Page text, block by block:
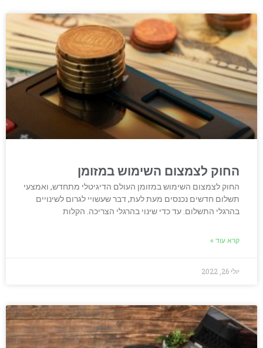
החוק לצמצום השימוש במזומן
החוק לצמצום השימוש במזומן העולם הדיגיטלי מתחדש, ואמצעי
תשלום חדשים נכנסים מעת לעת, דבר שעשויי לגרום לשינויים
בהרגלי התשלום. עד כדי שינוי בהרגלי הצריכה. הקלות
קרא עוד »